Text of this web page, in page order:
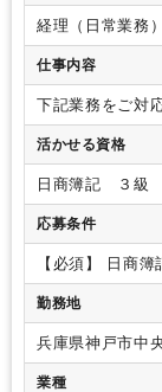
SAP
経理（日常業務）
仕事内容
下記業務をご対
まとめ・連結決
・分析業務・そ
活かせる資格
日商簿記 ３級
応募条件
【必須】 日商簿
経験、SPC関連
勤務地
兵庫県神戸市中
業種